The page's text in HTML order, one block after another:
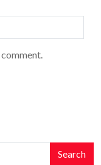
Search